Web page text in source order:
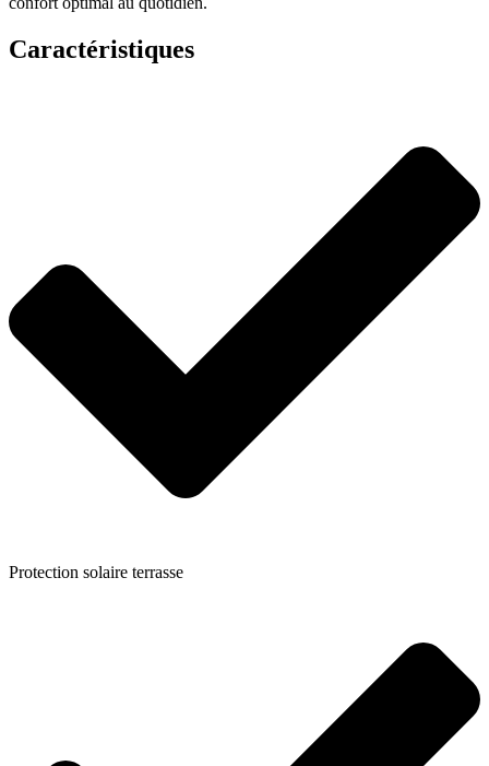
Caractéristiques
Protection solaire terrasse